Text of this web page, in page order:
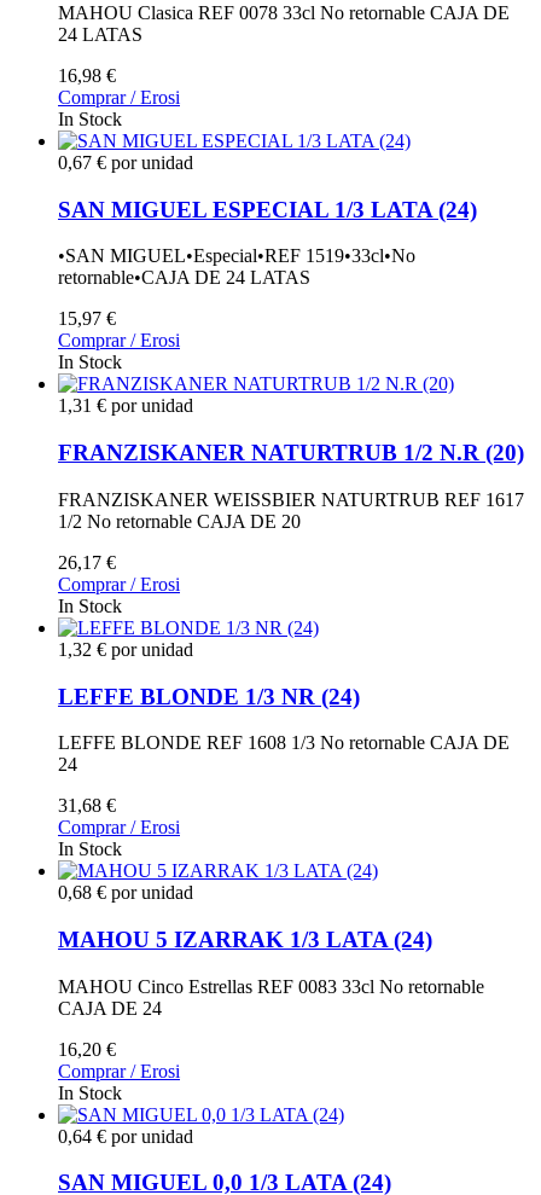
MAHOU Clasica REF 0078 33cl No retornable CAJA DE
24 LATAS
16,98 €
Comprar / Erosi
In Stock
0,67 € por unidad
SAN MIGUEL ESPECIAL 1/3 LATA (24)
•SAN MIGUEL•Especial•REF 1519•33cl•No
retornable•CAJA DE 24 LATAS
15,97 €
Comprar / Erosi
In Stock
1,31 € por unidad
FRANZISKANER NATURTRUB 1/2 N.R (20)
FRANZISKANER WEISSBIER NATURTRUB REF 1617
1/2 No retornable CAJA DE 20
26,17 €
Comprar / Erosi
In Stock
1,32 € por unidad
LEFFE BLONDE 1/3 NR (24)
LEFFE BLONDE REF 1608 1/3 No retornable CAJA DE
24
31,68 €
Comprar / Erosi
In Stock
0,68 € por unidad
MAHOU 5 IZARRAK 1/3 LATA (24)
MAHOU Cinco Estrellas REF 0083 33cl No retornable
CAJA DE 24
16,20 €
Comprar / Erosi
In Stock
0,64 € por unidad
SAN MIGUEL 0,0 1/3 LATA (24)